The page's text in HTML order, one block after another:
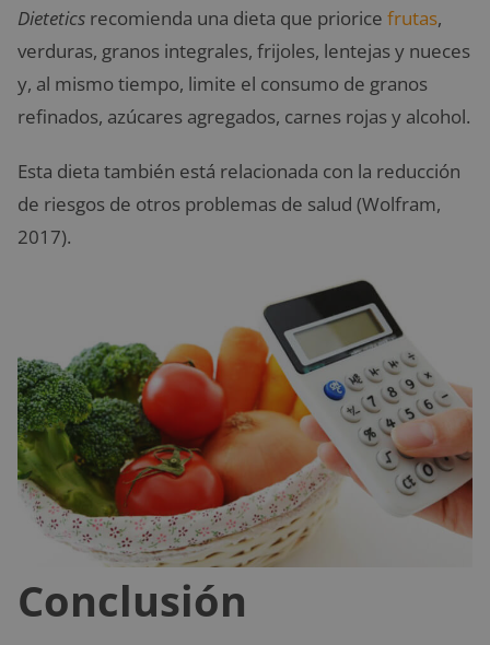
Dietetics recomienda una dieta que priorice frutas,
verduras, granos integrales, frijoles, lentejas y nueces
y, al mismo tiempo, limite el consumo de granos
refinados, azúcares agregados, carnes rojas y alcohol.
Esta dieta también está relacionada con la reducción
de riesgos de otros problemas de salud (Wolfram,
2017).
Conclusión